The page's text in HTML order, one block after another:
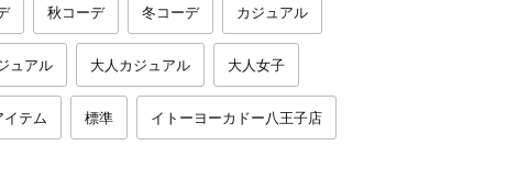
秋コーデ 冬コーデ カジュアル
ュアル 大人カジュアル 大人女子
イテム 標準 イトーヨーカドー八王子店